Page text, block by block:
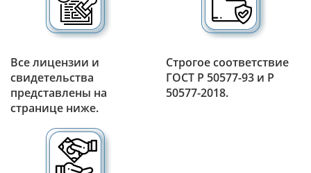
Все лицензии и
свидетельства
представлены на
странице ниже.
Строгое соответствие
ГОСТ Р 50577-93 и Р
50577-2018.